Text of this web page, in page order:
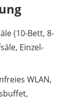
(10-Bett, 8-
Einzel-
WLAN,